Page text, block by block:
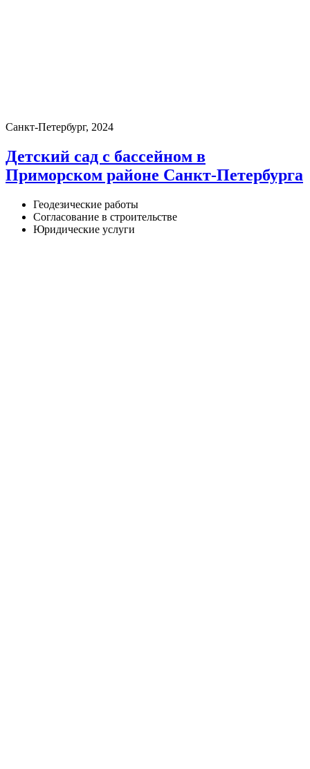
Санкт-Петербург, 2024
Детский сад с бассейном в
Приморском районе Санкт-Петербурга
Геодезические работы
Согласование в строительстве
Юридические услуги